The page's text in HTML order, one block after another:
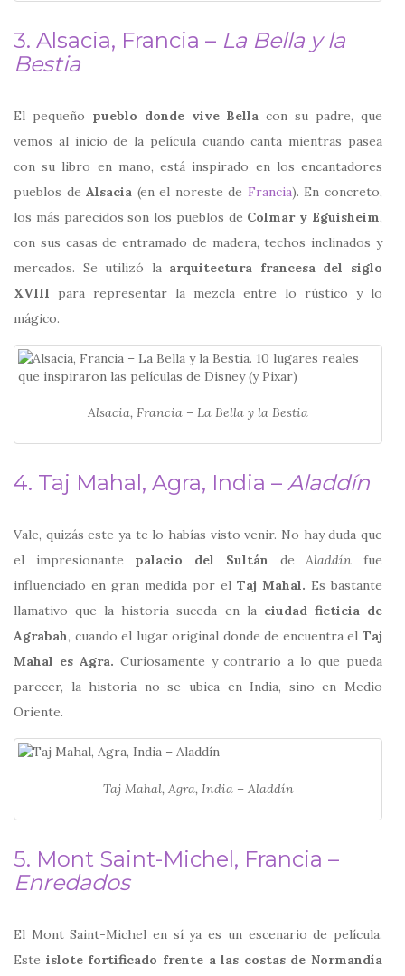
3. Alsacia, Francia – La Bella y la
Bestia
El pequeño pueblo donde vive Bellacon su padre, que
vemos al inicio de la película cuando canta mientras pasea
con su libro en mano, está inspirado en los encantadores
pueblos deAlsacia (en el noreste de Francia). En concreto,
los más parecidos son los pueblos de Colmar y Eguisheim,
con sus casas de entramado de madera, techos inclinados y
mercados. Se utilizó la arquitectura francesa del siglo
XVIII para representar la mezcla entre lo rústico y lo
mágico.
Alsacia, Francia – La Bella y la Bestia
4. Taj Mahal, Agra, India – Aladdín
Vale, quizás este ya te lo habías visto venir. No hay duda que
el impresionante palacio del Sultán deAladdín fue
influenciado en gran medida por el Taj Mahal. Es bastante
llamativo que la historia suceda en la ciudad ficticia de
Agrabah, cuando el lugar original donde de encuentra el Taj
Mahal es Agra. Curiosamente y contrario a lo que pueda
parecer, la historia no se ubica en India, sino en Medio
Oriente.
Taj Mahal, Agra, India – Aladdín
5. Mont Saint-Michel, Francia –
Enredados
El Mont Saint-Michel en sí ya es un escenario de película.
Este islote fortificado frente a las costas de Normandía